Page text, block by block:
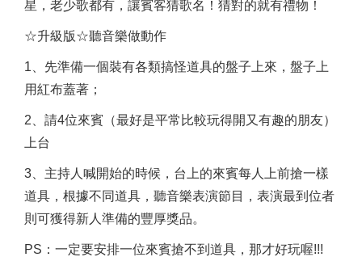
星，老少歌都有，讓賓客猜歌名！猜對的就有禮物！
☆升級版☆聽音樂做動作
1、先準備一個裝有各類搞怪道具的盤子上來，盤子上
用紅布蓋著；
2、請4位來賓（最好是平常比較玩得開又有趣的朋友）
上台
3、主持人喊開始的時候，台上的來賓每人上前搶一樣
道具，根據不同道具，聽音樂表演節目，表演最到位者
則可獲得新人準備的豐厚獎品。
PS：一定要安排一位來賓搶不到道具，那才好玩喔!!!